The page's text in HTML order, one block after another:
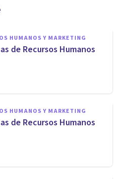
HUMANOS Y MARKETING
de Recursos Humanos
HUMANOS Y MARKETING
de Recursos Humanos